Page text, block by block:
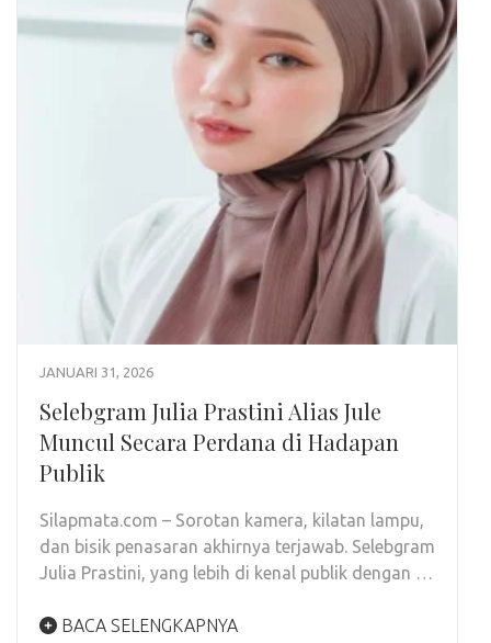
JANUARI 31, 2026
Selebgram Julia Prastini Alias Jule
Muncul Secara Perdana di Hadapan
Publik
Silapmata.com – Sorotan kamera, kilatan lampu,
dan bisik penasaran akhirnya terjawab. Selebgram
Julia Prastini, yang lebih di kenal publik dengan …
BACA SELENGKAPNYA